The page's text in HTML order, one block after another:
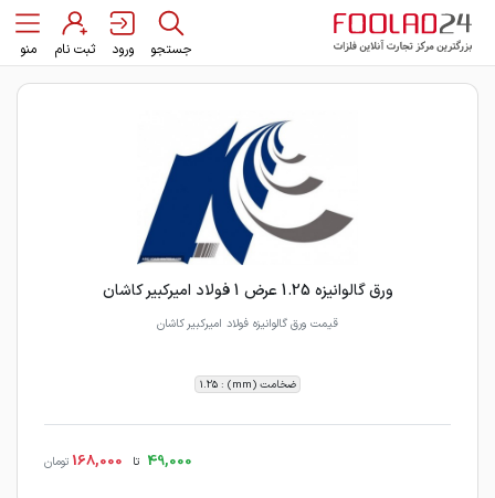
جستجو ورود ثبت نام منو
ورق گالوانیزه 1.25 عرض 1 فولاد امیرکبیر کاشان
قیمت ورق گالوانیزه فولاد امیرکبیر کاشان
ضخامت (mm) : 1.25
49,000 تا 168,000 تومان